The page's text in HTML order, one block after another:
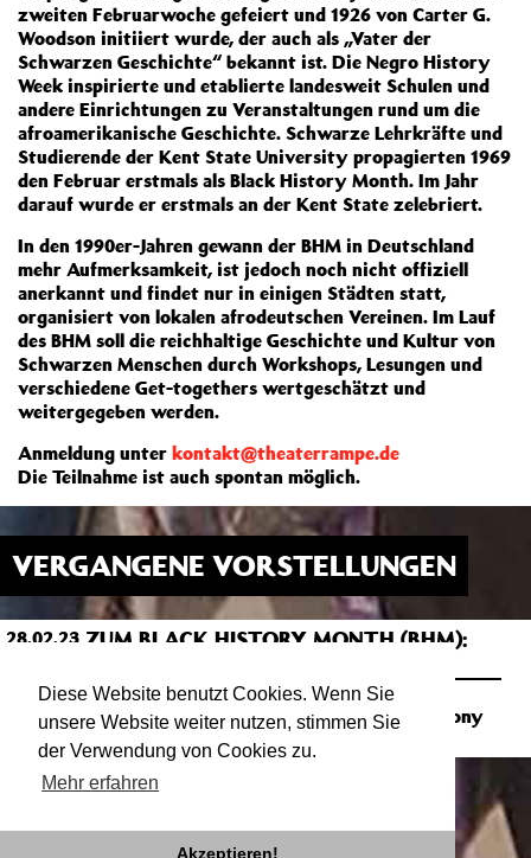
Diese Website benutzt Cookies. Wenn Sie
unsere Website weiter nutzen, stimmen Sie
der Verwendung von Cookies zu.
Mehr erfahren
Akzeptieren!
zweiten Februarwoche gefeiert und 1926 von Carter G.
Woodson initiiert wurde, der auch als „Vater der
Schwarzen Geschichte“ bekannt ist. Die Negro History
Week inspirierte und etablierte landesweit Schulen und
andere Einrichtungen zu Veranstaltungen rund um die
afroamerikanische Geschichte. Schwarze Lehrkräfte und
Studierende der Kent State University propagierten 1969
den Februar erstmals als Black History Month. Im Jahr
darauf wurde er erstmals an der Kent State zelebriert.
In den 1990er-Jahren gewann der BHM in Deutschland
mehr Aufmerksamkeit, ist jedoch noch nicht offiziell
anerkannt und findet nur in einigen Städten statt,
organisiert von lokalen afrodeutschen Vereinen. Im Lauf
des BHM soll die reichhaltige Geschichte und Kultur von
Schwarzen Menschen durch Workshops, Lesungen und
verschiedene Get-togethers wertgeschätzt und
weitergegeben werden.
Anmeldung unter kontakt@theaterrampe.de
Die Teilnahme ist auch spontan möglich.
VERGANGENE VORSTELLUNGEN
28.02.23 ZUM BLACK HISTORY MONTH (BHM):
SAAL
Zine-Workshop mit Yara Richter und Anthony
Pool für Schwarze LGBTQ+-Menschen